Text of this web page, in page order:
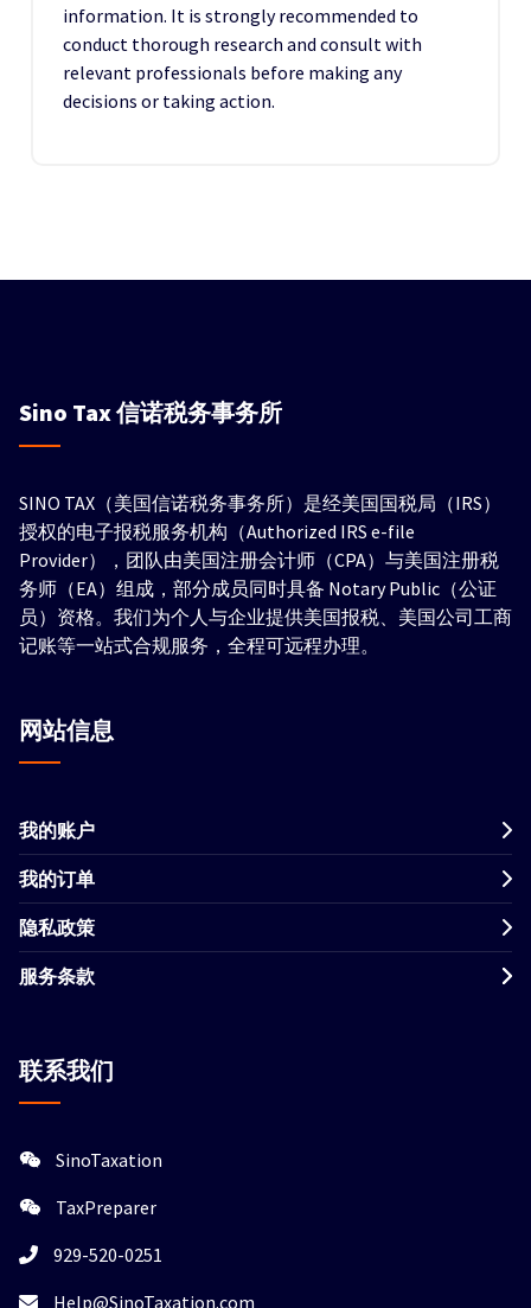
information. It is strongly recommended to
conduct thorough research and consult with
relevant professionals before making any
decisions or taking action.
Sino Tax信诺税务事务所
SINO TAX（美国信诺税务事务所）是经美国国税局（IRS）
授权的电子报税服务机构（Authorized IRS e-file
Provider），团队由美国注册会计师（CPA）与美国注册税
务师（EA）组成，部分成员同时具备 Notary Public（公证
员）资格。我们为个人与企业提供美国报税、美国公司工商
记账等一站式合规服务，全程可远程办理。
网站信息
我的账户
我的订单
隐私政策
服务条款
联系我们
SinoTaxation
TaxPreparer
929-520-0251
Help@SinoTaxation.com